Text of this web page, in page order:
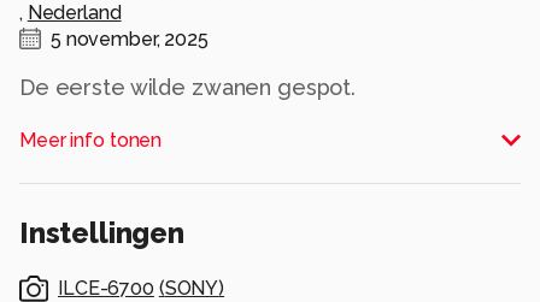
, Nederland
5 november, 2025
De eerste wilde zwanen gespot.
Alle rechten voorbehouden
Meer info tonen
Instellingen
ILCE-6700 (SONY)